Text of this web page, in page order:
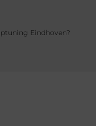
Eindhoven?